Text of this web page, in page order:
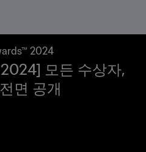
2024
모든 수상자,
면 공개